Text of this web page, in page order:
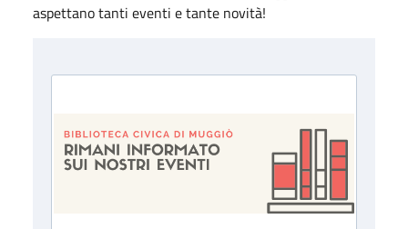
aspettano tanti eventi e tante novità!